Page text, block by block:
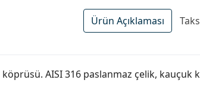
Ürün Açıklaması
AISI 316 paslanmaz çelik, kauçuk